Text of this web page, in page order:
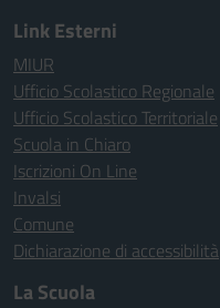
Link Esterni
MIUR
Ufficio Scolastico Regionale
Ufficio Scolastico Territoriale
Scuola in Chiaro
Iscrizioni On Line
Invalsi
Comune
Dichiarazione di accessibilità
La Scuola